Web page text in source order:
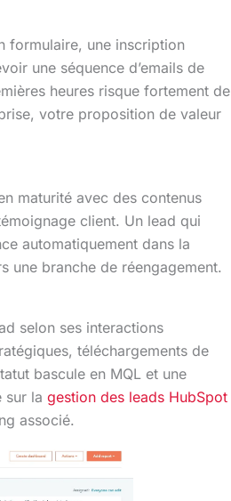
formulaire, une inscription
une séquence d’emails de
heures risque fortement de
votre proposition de valeur
maturité avec des contenus
client. Un lead qui
automatiquement dans la
une branche de réengagement.
selon ses interactions
téléchargements de
bascule en MQL et une
sur la gestion des leads HubSpot
associé.